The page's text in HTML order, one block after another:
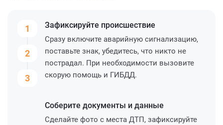
1
2
3
Зафиксируйте происшествие
Сразу включите аварийную сигнализацию,
поставьте знак, убедитесь, что никто не
пострадал. При необходимости вызовите
скорую помощь и ГИБДД.
Соберите документы и данные
Сделайте фото с места ДТП, зафиксируйте